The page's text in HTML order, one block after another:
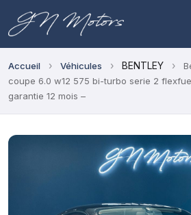
Accueil › Véhicules › BENTLEY ›
coupe 6.0 w12 575 bi-turbo serie 2
garantie 12 mois –